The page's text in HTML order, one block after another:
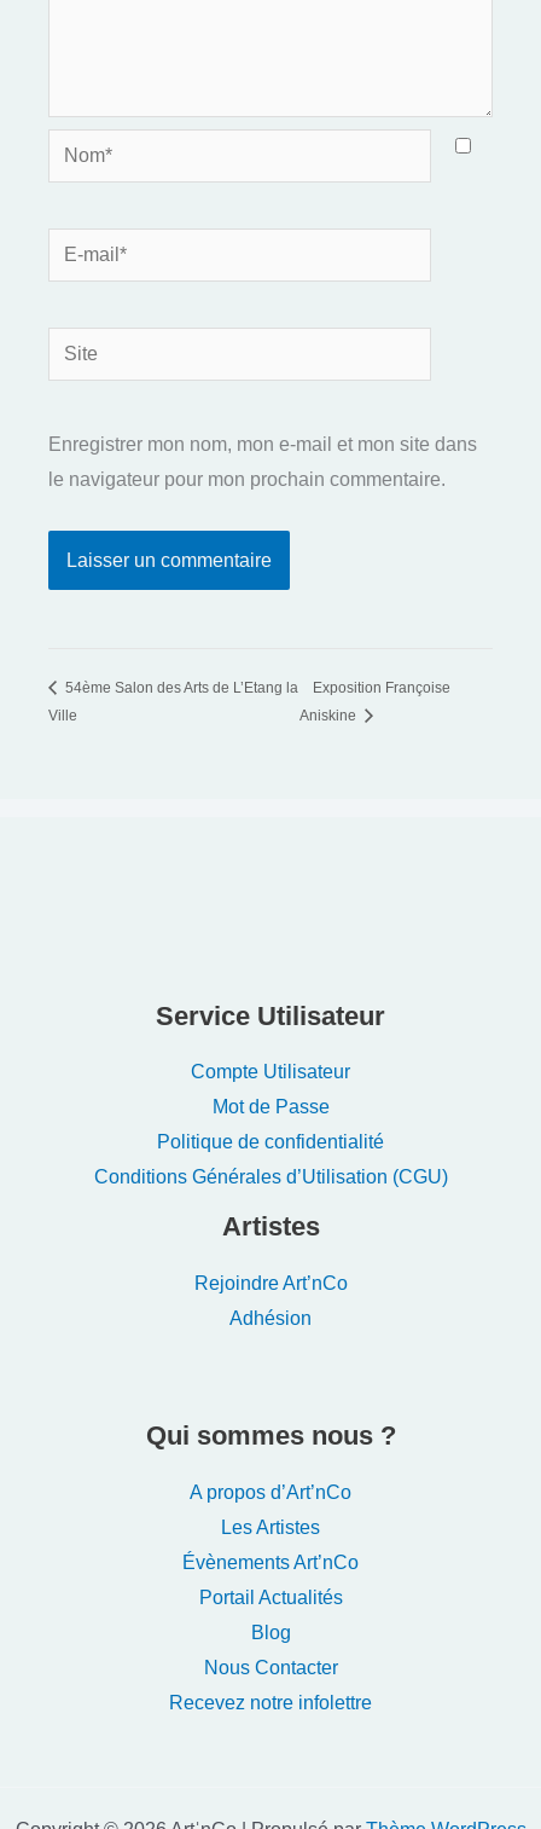
Nom*
E-
mail*
Site
Enregistrer mon nom, mon e-mail et mon site dans
le navigateur pour mon prochain commentaire.
54ème Salon des Arts de L’Etang la
Ville
Exposition Françoise
Aniskine
Service Utilisateur
Compte Utilisateur
Mot de Passe
Politique de confidentialité
Conditions Générales d’Utilisation (CGU)
Artistes
Rejoindre Art’nCo
Adhésion
Qui sommes nous ?
A propos d’Art’nCo
Les Artistes
Évènements Art’nCo
Portail Actualités
Blog
Nous Contacter
Recevez notre infolettre